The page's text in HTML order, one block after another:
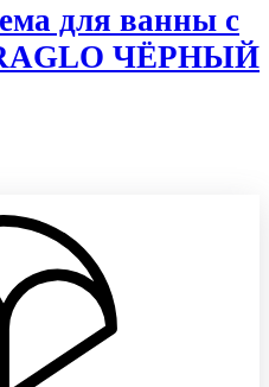
для ванны с
RAGLO ЧЁРНЫЙ